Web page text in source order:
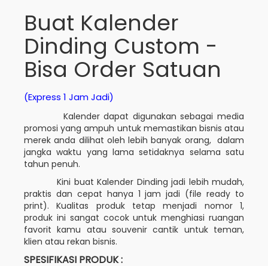
Buat Kalender
Dinding Custom -
Bisa Order Satuan
(Express 1 Jam Jadi)
Kalender dapat digunakan sebagai media
promosi yang ampuh untuk memastikan bisnis atau
merek anda dilihat oleh lebih banyak orang, dalam
jangka waktu yang lama setidaknya selama satu
tahun penuh.
Kini buat Kalender Dinding jadi lebih mudah,
praktis dan cepat hanya 1 jam jadi (file ready to
print). Kualitas produk tetap menjadi nomor 1,
produk ini sangat cocok untuk menghiasi ruangan
favorit kamu atau souvenir cantik untuk teman,
klien atau rekan bisnis.
SPESIFIKASI PRODUK :